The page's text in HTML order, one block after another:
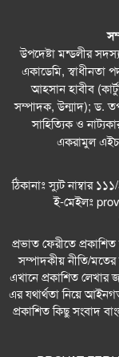
উপদেষ্টা মন্ডলীর
একাডেমি,
আহসান হাবীব
সম্পাদক, উন্মাদ); ড.
সাহিত্যিক ও
একরামুল
ঠিকানাঃ স্যুট নাম্বার
ই-মেইলঃ
প্রভাত ফেরীতে
সম্পাদকীয় নীতি/
এখানে প্রকাশিত লেখার
এর যথার্থতা নিয়ে
প্রকাশিত কিছু সংবাদ